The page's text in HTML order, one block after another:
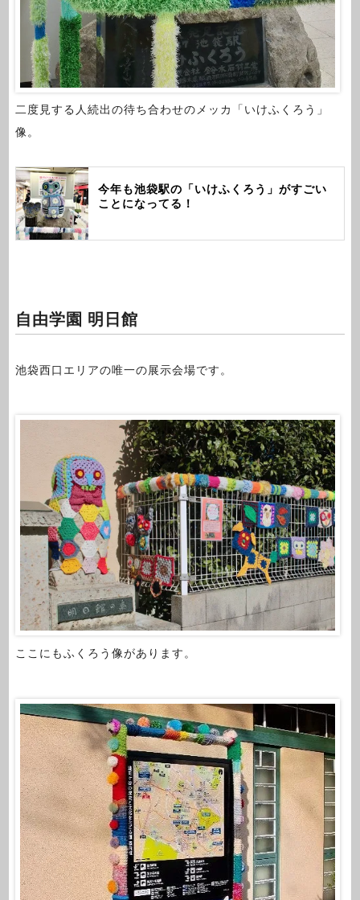
二度見する人続出の待ち合わせのメッカ「いけふくろう」
像。
今年も池袋駅の「いけふくろう」がすごい
ことになってる！
自由学園 明日館
池袋西口エリアの唯一の展示会場です。
ここにもふくろう像があります。